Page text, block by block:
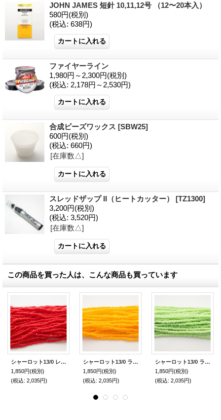
JOHN JAMES 短針 10,11,12号 （12〜20本入）
580円(税別)
(税込: 638円)
ファイヤーライン
1,980円～2,300円(税別)
(税込: 2,178円～2,530円)
合成ビーズワックス [SBW25]
600円(税別)
(税込: 660円)
[在庫数△]
スレッドザップ II（ヒートカッター） [TZ1300]
3,200円(税別)
(税込: 3,520円)
[在庫数△]
この商品を買った人は、こんな商品も買っています
シャーロット13/0 レッド 糸通し
1,850円(税別)
(税込: 2,035円)
シャーロット13/0 ライト オレンジ 糸通し
1,850円(税別)
(税込: 2,035円)
シャーロット13/0 ライム 糸通し
1,850円(税別)
(税込: 2,035円)